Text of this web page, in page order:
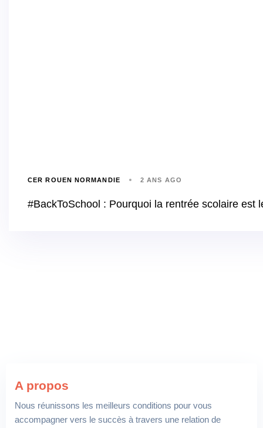
CER ROUEN NORMANDIE 2 ANS AGO
#BackToSchool : Pourquoi la rentrée scolaire
A propos
Nous réunissons les meilleurs conditions pour vous
accompagner vers le succès à travers une relation de